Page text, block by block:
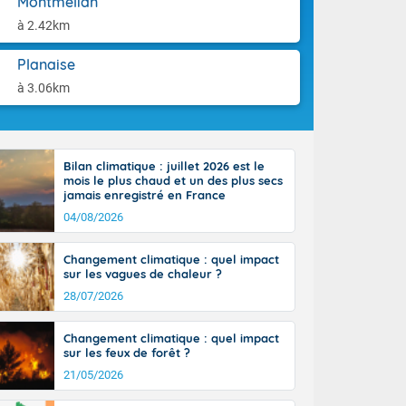
à 2.42km
Planaise
à 3.06km
l'après-
14
il fait
30 à 35
Bilan climatique : juillet 2026 est le
mois le plus chaud et un des plus secs
jamais enregistré en France
04/08/2026
Changement climatique : quel impact
sur les vagues de chaleur ?
28/07/2026
Changement climatique : quel impact
sur les feux de forêt ?
21/05/2026